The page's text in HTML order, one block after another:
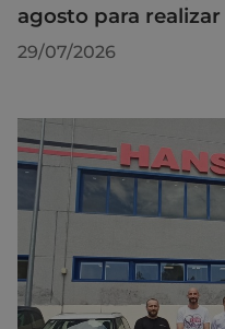
agosto para
29/07/2026